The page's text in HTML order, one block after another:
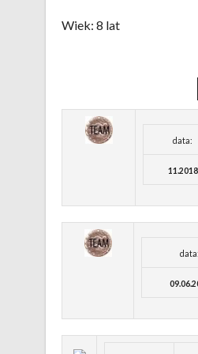
Wiek: 8 lat
data:
11.2018
data: